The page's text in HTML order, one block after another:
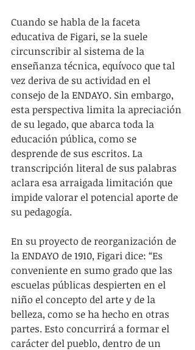
Cuando se habla de la faceta
educativa de Figari, se la suele
circunscribir al sistema de la
enseñanza técnica, equívoco que tal
vez deriva de su actividad en el
consejo de la ENDAYO. Sin embargo,
esta perspectiva limita la apreciación
de su legado, que abarca toda la
educación pública, como se
desprende de sus escritos. La
transcripción literal de sus palabras
aclara esa arraigada limitación que
impide valorar el potencial aporte de
su pedagogía.
En su proyecto de reorganización de
la ENDAYO de 1910, Figari dice: “Es
conveniente en sumo grado que las
escuelas públicas despierten en el
niño el concepto del arte y de la
belleza, como se ha hecho en otras
partes. Esto concurrirá a formar el
carácter del pueblo, dentro de un